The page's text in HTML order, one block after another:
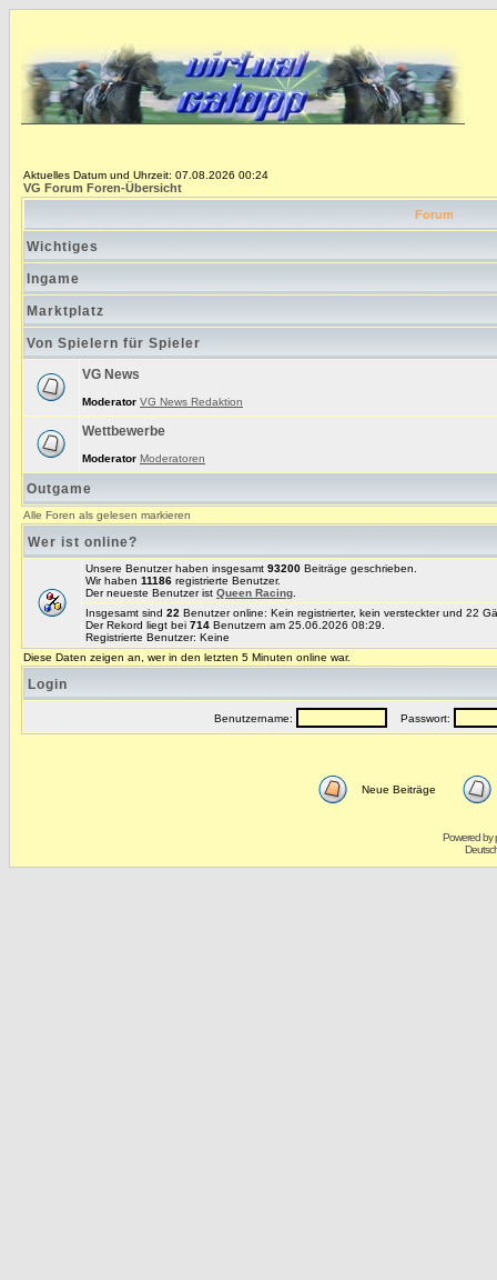
Aktuelles Datum und Uhrzeit: 07.08.2026 00:24
VG Forum Foren-Übersicht
Forum
Wichtiges
Ingame
Marktplatz
Von Spielern für Spieler
VG News
Moderator VG News Redaktion
Wettbewerbe
Moderator Moderatoren
Outgame
Alle Foren als gelesen markieren
Wer ist online?
Unsere Benutzer haben insgesamt 93200 Beiträge geschrieben.
Wir haben 11186 registrierte Benutzer.
Der neueste Benutzer ist Queen Racing
Insgesamt sind 22 Benutzer online: Kein registrierter, kein versteckter und 22
Der Rekord liegt bei 714 Benutzern am 25.06.2026 08:29.
Registrierte Benutzer: Keine
Diese Daten zeigen an, wer in den letzten 5 Minuten online war.
Login
Benutzername: Passwort:
Neue Beiträge
Powered by